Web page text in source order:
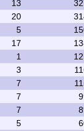
13
20
5
17
1
3
7
7
7
5